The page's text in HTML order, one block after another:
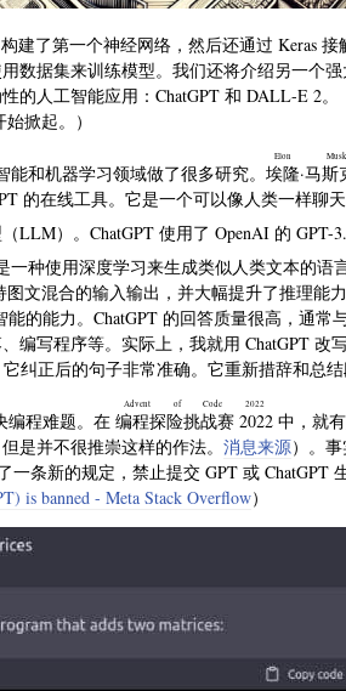
建了第一个神经网络，然后还通过 Keras
数据集来训练模型。我们还将介绍另一个
的人工智能应用：ChatGPT 和 DALL-E 2
掀起。）
和机器学习领域做了很多研究。 埃隆·马斯
Elon Musk
的在线工具。它是一个可以像人类一样聊
（LLM）。ChatGPT 使用了 OpenAI 的 GPT-
一种使用深度学习来生成类似人类文本的语
图文混合的输入输出，并大幅提升了推理能
的能力。ChatGPT 的回答质量很高，通常
编写程序等。实际上，我就用 ChatGPT 改
纠正后的句子非常准确。它重新措辞和总结
编程难题。在 编程探险挑战赛 2022
Advent of Code 2022
中，就
是并不很推崇这样的作法。 消息来源）。
一条新的规定，禁止提交 GPT 或 ChatGPT
is banned - Meta Stack Overflow）